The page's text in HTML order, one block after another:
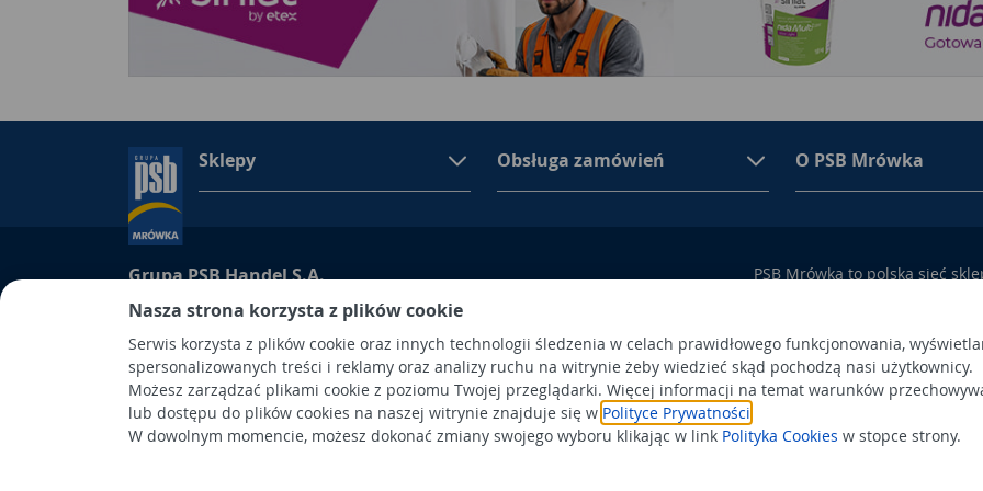
Nasza strona korzysta z plików cookie
Serwis korzysta z plików cookie oraz innych technologii śledzenia w celach prawidłowego funkcjonowania,
spersonalizowanych treści i reklamy oraz analizy ruchu na witrynie żeby wiedzieć skąd pochodzą nasi użytkownicy.
Możesz zarządzać plikami cookie z poziomu Twojej przeglądarki. Więcej informacji na temat warunków
lub dostępu do plików cookies na naszej witrynie znajduje się w Polityce Prywatności
W dowolnym momencie, możesz dokonać zmiany swojego wyboru klikając w link Polityka Cookies w stopce strony.
Sklepy Obsługa zamówień O PSB Mrówka
Grupa PSB Handel S.A.
Grupa PSB Handel S.A., siedziba: Wełecz 142, 28-100 Busko-Zdrój
Kielcach
pod nr KRS 0000661047, NIP 6551974439, REGON 366438684,
kapitał wpłacony: 53.275.000,00 zł. Spółka posiada status dużego przedsiębiorcy.
PSB Mrówka to polska sieć
także artykuły związane z
Obowiązek